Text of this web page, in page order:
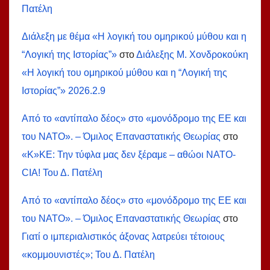
Πατέλη
Διάλεξη με θέμα «Η λογική του ομηρικού μύθου και η
“Λογική της Ιστορίας”» στοΔιάλεξης Μ. Χονδροκούκη
«Η λογική του ομηρικού μύθου και η “Λογική της
Ιστορίας”» 2026.2.9
Από το «αντίπαλο δέος» στο «μονόδρομο της ΕΕ και
του ΝΑΤΟ». – Όμιλος Επαναστατικής Θεωρίας στο
«Κ»ΚΕ: Την τύφλα μας δεν ξέραμε – αθώοι ΝΑΤΟ-
СIA! Του Δ. Πατέλη
Από το «αντίπαλο δέος» στο «μονόδρομο της ΕΕ και
του ΝΑΤΟ». – Όμιλος Επαναστατικής Θεωρίας στο
Γιατί ο ιμπεριαλιστικός άξονας λατρεύει τέτοιους
«κομμουνιστές»; Του Δ. Πατέλη